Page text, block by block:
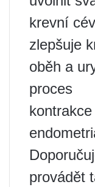
krevní
zlepšuje
oběh a
proces
kontrakce
provádět